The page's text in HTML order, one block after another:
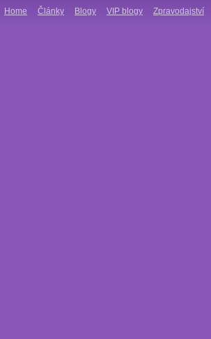
Home Články Blogy VIP blogy Zpravodajství